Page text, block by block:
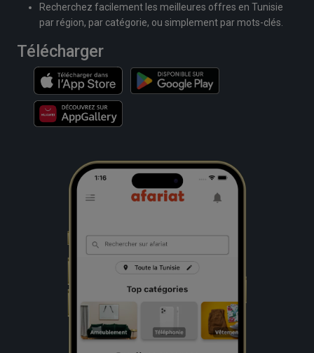
Recherchez facilement les meilleures offres en Tunisie
par région, par catégorie, ou simplement par mots-clés.
Télécharger